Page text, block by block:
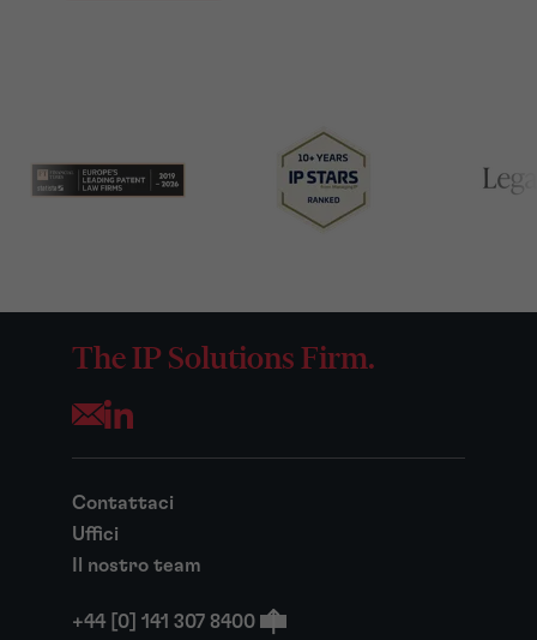
The IP Solutions Firm.
Opens your mail application
Contattaci
Uffici
Il nostro team
+44 [0] 141 307 8400